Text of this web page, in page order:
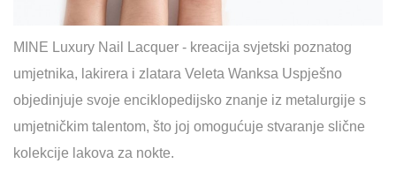
MINE Luxury Nail Lacquer - kreacija svjetski poznatog
umjetnika, lakirera i zlatara Veleta Wanksa Uspješno
objedinjuje svoje enciklopedijsko znanje iz metalurgije s
umjetničkim talentom, što joj omogućuje stvaranje slične
kolekcije lakova za nokte.